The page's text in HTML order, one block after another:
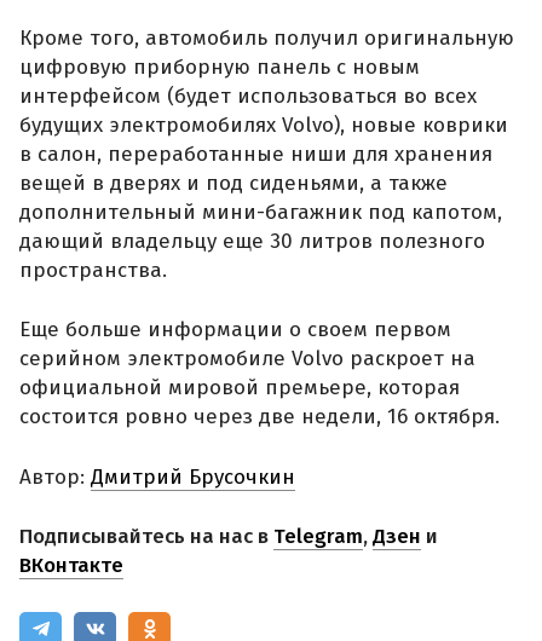
Кроме того, автомобиль получил оригинальную
цифровую приборную панель с новым
интерфейсом (будет использоваться во всех
будущих электромобилях Volvo), новые коврики
в салон, переработанные ниши для хранения
вещей в дверях и под сиденьями, а также
дополнительный мини-багажник под капотом,
дающий владельцу еще 30 литров полезного
пространства.
Еще больше информации о своем первом
серийном электромобиле Volvo раскроет на
официальной мировой премьере, которая
состоится ровно через две недели, 16 октября.
Автор: Дмитрий Брусочкин
Подписывайтесь на нас в Telegram,Дзен и
ВКонтакте